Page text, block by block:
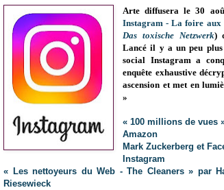
Arte diffusera le 30
Instagram - La foire aux
Das toxische Netzwerk)
Lancé il y a un peu
social Instagram a
enquête exhaustive
ascension et met en
»
« 100 millions de vues
Amazon
Mark Zuckerberg et
Instagram
« Les nettoyeurs du Web - The Cleaners » par
Riesewieck